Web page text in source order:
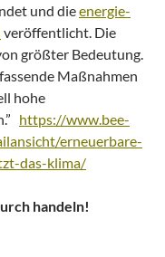
und dieenergie-
veröffentlicht. Die
größter Bedeutung.
Maßnahmen
hohe
https://www.bee-
erneuerbare-
das-klima/
handeln!